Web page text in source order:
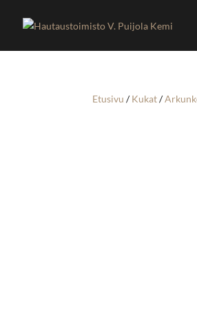
Etusivu /Kukat/